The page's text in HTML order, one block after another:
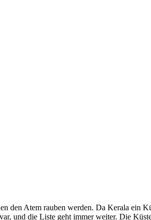
den Atem rauben werden. Da Kerala ein
und die Liste geht immer weiter. Die